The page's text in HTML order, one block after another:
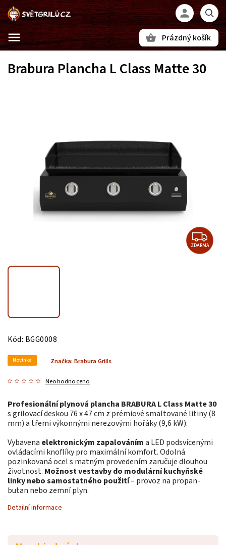
Prázdný košík
Brabura Plancha L Class Matte 30
ZDARMA
Kód: BGG0008
Novinka
Neohodnoceno
Značka: Brabura Grills
Profesionální plynová plancha BRABURA L Class Matte 30
s grilovací deskou 76 x 47 cm z prémiové smaltované litiny (8
mm) a třemi výkonnými nerezovými hořáky (9,6 kW).
Vybavena elektronickým zapalováníma LED podsvícenými
ovládacími knoflíky pro maximální komfort. Odolná
pozinkovaná ocel s matným provedením zaručuje dlouhou
životnost. Možnost vestavby do modulární kuchyňské
linky nebo samostatného použití– provoz na propan-
butan nebo zemní plyn.
Detailní informace